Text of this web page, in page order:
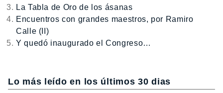
La Tabla de Oro de los ásanas
Encuentros con grandes maestros, por Ramiro
Calle (II)
Y quedó inaugurado el Congreso…
Lo más leído en los últimos 30 dias